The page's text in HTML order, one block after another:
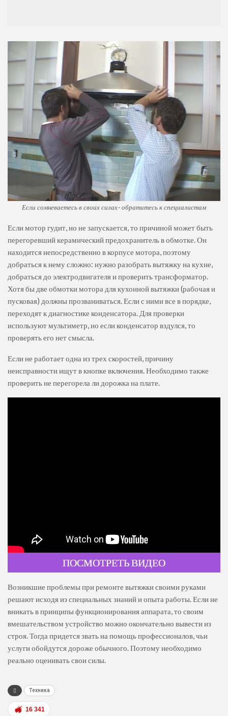
Если сомневаетесь в своих силах- обратитесь к специалистам
Если мотор гудит, но не запускается, то причиной может быть
перегоревший керамический предохранитель в обмотке. Он
находится непосредственно в корпусе мотора, поэтому
добраться к нему сложно: нужно разобрать вытяжку на кухне,
добраться до электродвигателя и проверить трансформатор.
Хотя бы две обмотки мотора для кухонной вытяжки (рабочая и
пусковая) должны прозваниваться. Если с ними все в порядке,
переходят к диагностике конденсатора. Для проверки
используют мультиметр, но если конденсатор вздулся, то
проверять его нет смысла.
Если не работает одна из трех скоростей, причину
неисправности ищут в кнопке включения. Необходимо также
проверить не перегорела ли дорожка на плате.
ПОСМОТРЕТЬ ВИДЕО
Возникшие проблемы при ремонте вытяжки своими руками
решают исходя из специальных знаний и опыта работы. Если не
вникать в принципы функционирования аппарата, то своим
вмешательством устройство можно окончательно вывести из
строя. Тогда придется звать на помощь профессионалов, чьи
услуги обойдутся дороже обычного. Поэтому необходимо
реально оценивать свои силы.
Техника
16 341